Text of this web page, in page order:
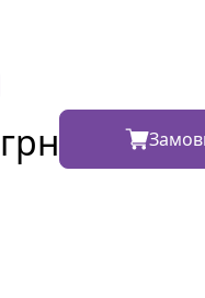
грн